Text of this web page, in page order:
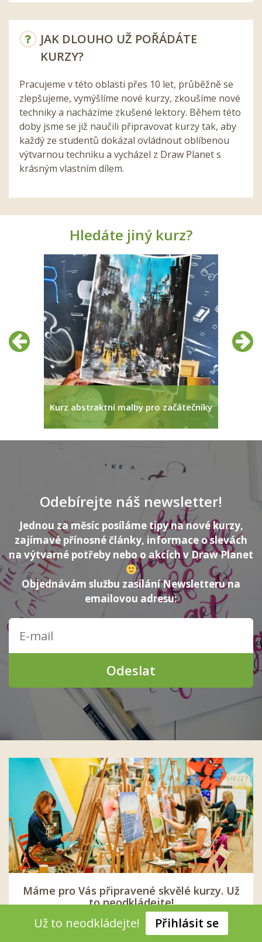
Už to neodkládejte! Přihlásit se
JAK DLOUHO UŽ POŘÁDÁTE
KURZY?
Pracujeme v této oblasti přes 10 let, průběžně se
zlepšujeme, vymýšlíme nové kurzy, zkoušíme nové
techniky a nacházíme zkušené lektory. Během této
doby jsme se již naučili připravovat kurzy tak, aby
každý ze studentů dokázal ovládnout oblíbenou
výtvarnou techniku a vycházel z Draw Planet s
krásným vlastním dílem.
Hledáte jiný kurz?
Předchozí Další
Kurz abstraktní malby pro začátečníky
Odebírejte náš newsletter!
Jednou za měsíc posíláme tipy na nové kurzy,
zajímavé přínosné články, informace o slevách
na výtvarné potřeby nebo o akcích v Draw Planet
Objednávám službu zasílání Newsletteru na
emailovou adresu:
Odeslat
Máme pro Vás připravené skvělé kurzy. Už
to neodkládejte!